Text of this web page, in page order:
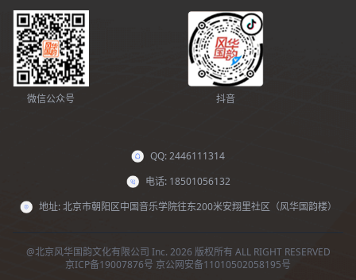
微信公众号 抖音
QQ: 2446111314
电话: 18501056132
地址: 北京市朝阳区中国音乐学院往东200米安翔里社区（风华国韵楼）
@北京风华国韵文化有限公司 Inc. 2026 版权所有 ALL RIGHT RESERVED
京ICP备19007876号 京公网安备11010502058195号